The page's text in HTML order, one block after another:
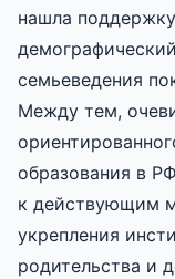
нашла
семьеведения
Между тем,
образования в
к действующим
укрепления
родительства и